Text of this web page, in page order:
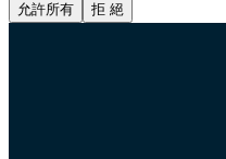
允許所有 拒 絕